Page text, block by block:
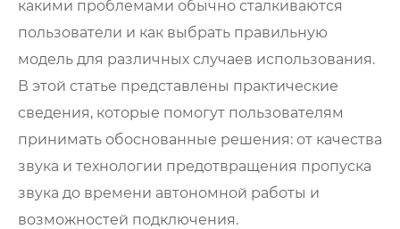
какими проблемами обычно сталкиваются
пользователи и как выбрать правильную
модель для различных случаев использования.
В этой статье представлены практические
сведения, которые помогут пользователям
принимать обоснованные решения: от качества
звука и технологии предотвращения пропуска
звука до времени автономной работы и
возможностей подключения.